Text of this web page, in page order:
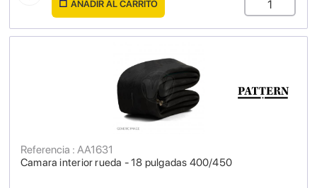
AÑADIR AL CARRITO
Camara interior rueda - 18 pulgadas 400/450
Referencia : AA1631